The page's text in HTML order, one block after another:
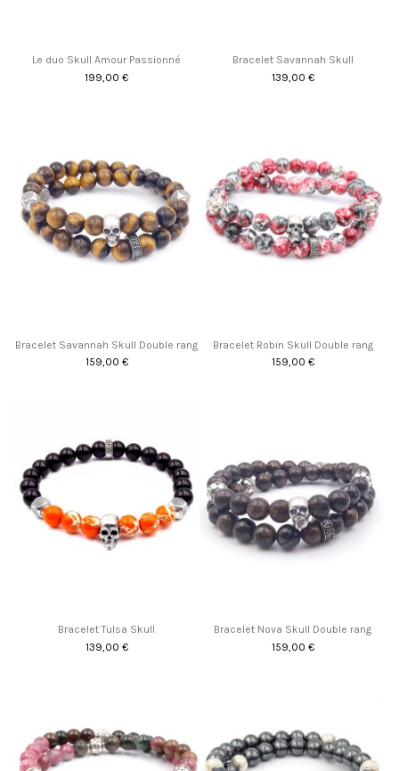
Le duo Skull Amour Passionné
199,00 €
Bracelet Savannah Skull
139,00 €
Bracelet Savannah Skull Double rang
159,00 €
Bracelet Robin Skull Double rang
159,00 €
Bracelet Tulsa Skull
139,00 €
Bracelet Nova Skull Double rang
159,00 €